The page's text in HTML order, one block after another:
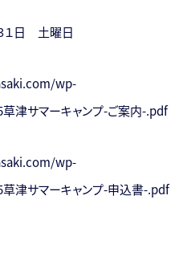
１日 土曜日
wp-
サマーキャンプ-ご案内-.pdf
wp-
津サマーキャンプ-申込書-.pdf